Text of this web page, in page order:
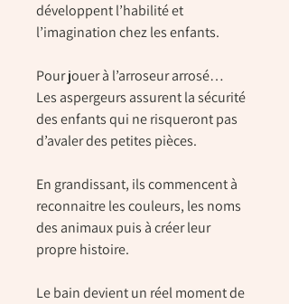
développent l’habilité et
l’imagination chez les enfants.
Pour jouer à l’arroseur arrosé…
Les aspergeurs assurent la sécurité
des enfants qui ne risqueront pas
d’avaler des petites pièces.
En grandissant, ils commencent à
reconnaitre les couleurs, les noms
des animaux puis à créer leur
propre histoire.
Le bain devient un réel moment de